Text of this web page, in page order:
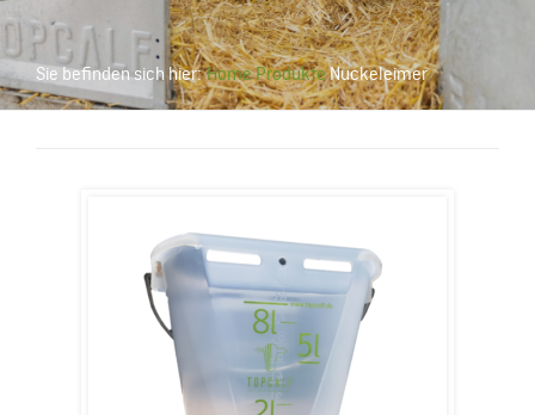
Sie befinden sich hier: HomeProdukteNuckeleimer